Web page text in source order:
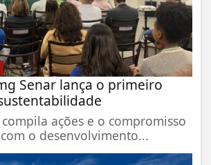
Senar lança o primeiro
ações e o compromisso
o desenvolvimento...